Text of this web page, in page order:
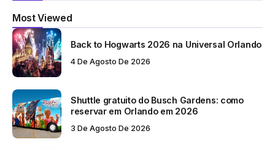
Most Viewed
Back to Hogwarts 2026 na Universal Orlando
4 De Agosto De 2026
Shuttle gratuito do Busch Gardens: como
reservar em Orlando em 2026
3 De Agosto De 2026